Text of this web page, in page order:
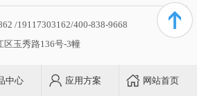
/19117303162/400-838-9668
区玉秀路136号-3幢
中心 应用方案 网站首页